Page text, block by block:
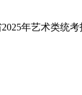
年艺术类统